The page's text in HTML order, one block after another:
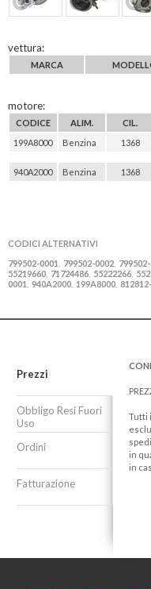
vettura:
MARCA
motore:
CODICE ALIM. CIL.
199A8000
Benzina 1368
940A2000 Benzina 1368
CODICI ALTERNATIVI
799502-0001
799502-0002
55219660 71724486 55222266
0001
940A2000 199A8000
Prezzi
Obbligo Resi Fuori
Uso
Ordini
Fatturazione
Tutti
in
in